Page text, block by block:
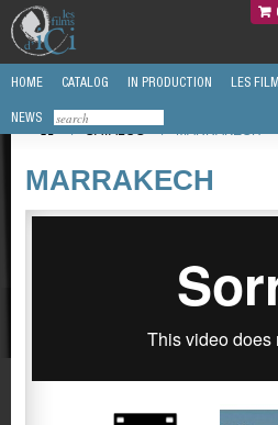
HOME CATALOG IN PRODUCTION LES
NEWS
/
CATALOG / MARRAKECH
MARRAKECH